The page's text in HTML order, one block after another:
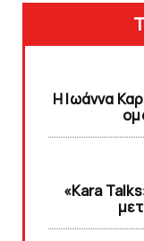
Η Ιωάννα
«Kara